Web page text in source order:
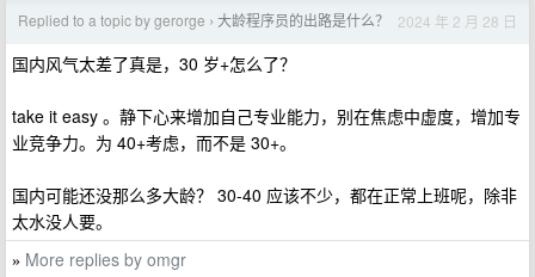
Replied to a topic by gerorge › 大龄程序员的出路是什么？ 2024 年 2 月 28 日
国内风气太差了真是，30 岁+怎么了？
take it easy 。静下心来增加自己专业能力，别在焦虑中虚度，增加专
业竞争力。为 40+考虑，而不是 30+。
国内可能还没那么多大龄？ 30-40 应该不少，都在正常上班呢，除非
太水没人要。
» More replies by omgr